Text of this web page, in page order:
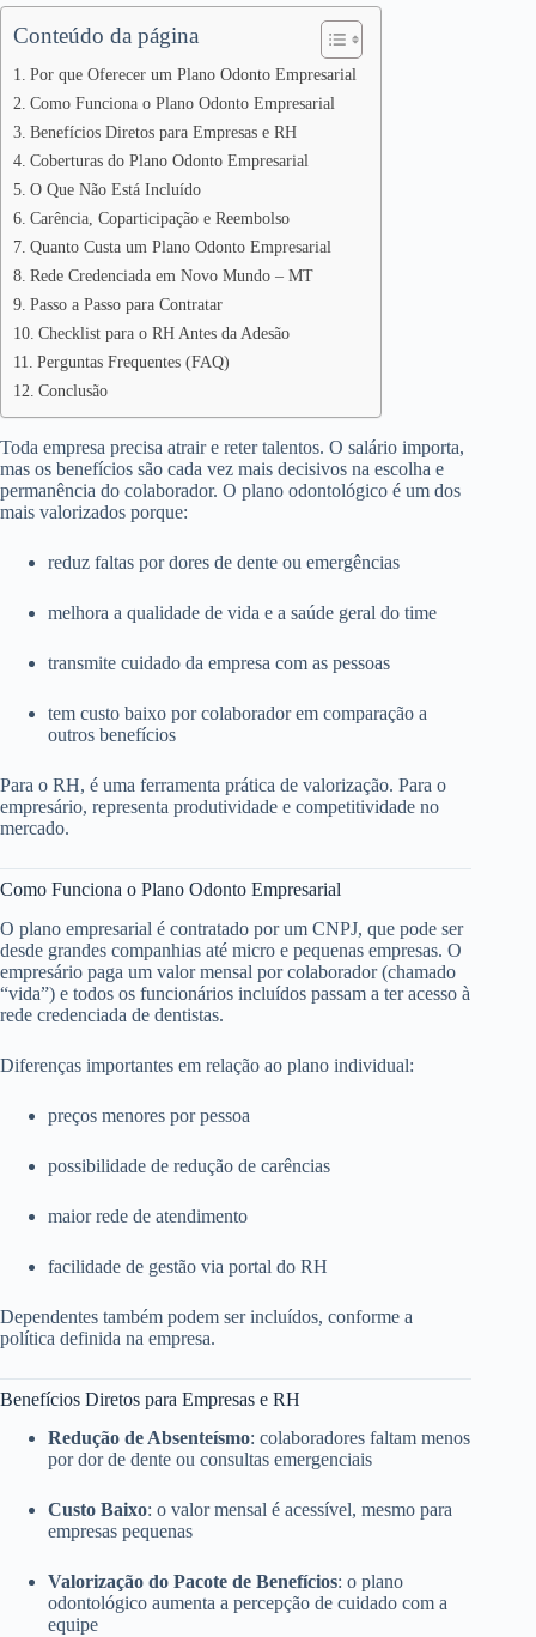
Conteúdo da página
Por que Oferecer um Plano Odonto Empresarial
Como Funciona o Plano Odonto Empresarial
Benefícios Diretos para Empresas e RH
Coberturas do Plano Odonto Empresarial
O Que Não Está Incluído
Carência, Coparticipação e Reembolso
Quanto Custa um Plano Odonto Empresarial
Rede Credenciada em Novo Mundo – MT
Passo a Passo para Contratar
Checklist para o RH Antes da Adesão
Perguntas Frequentes (FAQ)
Conclusão
Toda empresa precisa atrair e reter talentos. O salário importa,
mas os benefícios são cada vez mais decisivos na escolha e
permanência do colaborador. O plano odontológico é um dos
mais valorizados porque:
reduz faltas por dores de dente ou emergências
melhora a qualidade de vida e a saúde geral do time
transmite cuidado da empresa com as pessoas
tem custo baixo por colaborador em comparação a
outros benefícios
Para o RH, é uma ferramenta prática de valorização. Para o
empresário, representa produtividade e competitividade no
mercado.
Como Funciona o Plano Odonto Empresarial
O plano empresarial é contratado por um CNPJ, que pode ser
desde grandes companhias até micro e pequenas empresas. O
empresário paga um valor mensal por colaborador (chamado
“vida”) e todos os funcionários incluídos passam a ter acesso à
rede credenciada de dentistas.
Diferenças importantes em relação ao plano individual:
preços menores por pessoa
possibilidade de redução de carências
maior rede de atendimento
facilidade de gestão via portal do RH
Dependentes também podem ser incluídos, conforme a
política definida na empresa.
Benefícios Diretos para Empresas e RH
Redução de Absenteísmo: colaboradores faltam menos
por dor de dente ou consultas emergenciais
Custo Baixo: o valor mensal é acessível, mesmo para
empresas pequenas
Valorização do Pacote de Benefícios: o plano
odontológico aumenta a percepção de cuidado com a
equipe